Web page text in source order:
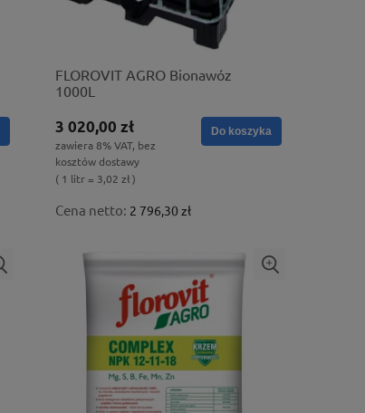
FLOROVIT AGRO Bionawóz
1000L
3 020,00 zł
zawiera 8% VAT, bez
kosztów dostawy
( 1 litr = 3,02 zł )
Cena netto: 2 796,30 zł
Do koszyka